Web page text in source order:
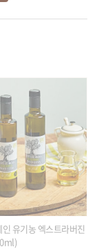
유기농 엑스트라버진